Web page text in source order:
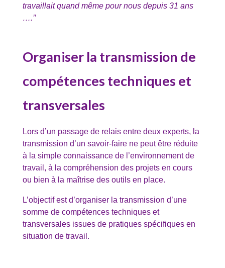
travaillait quand même pour nous depuis 31 ans
….’’
Organiser la transmission de
compétences techniques et
transversales
Lors d’un passage de relais entre deux experts, la
transmission d’un savoir-faire ne peut être réduite
à la simple connaissance de l’environnement de
travail, à la compréhension des projets en cours
ou bien à la maîtrise des outils en place.
L’objectif est d’organiser la transmission d’une
somme de compétences techniques et
transversales issues de pratiques spécifiques en
situation de travail.